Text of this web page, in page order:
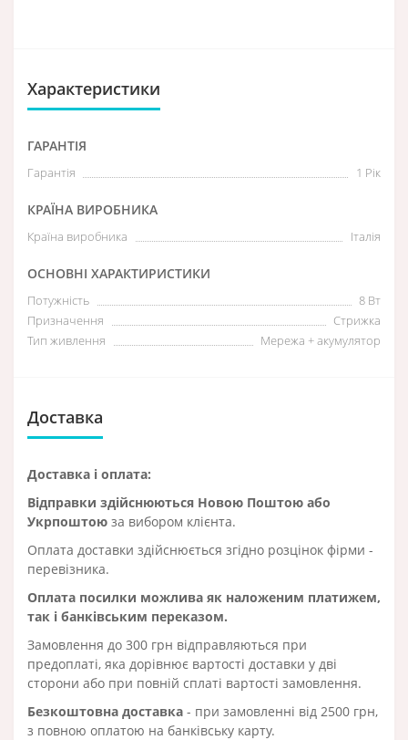
Характеристики
ГАРАНТІЯ
Гарантія 1 Рік
КРАЇНА ВИРОБНИКА
Країна виробника Італія
ОСНОВНІ ХАРАКТИРИСТИКИ
Потужність
8 Вт
Призначення
Стрижка
Тип живлення
Мережа + акумулятор
Доставка
Доставка і оплата:
Відправки здійснюються Новою Поштою або
Укрпоштою за вибором клієнта.
Оплата доставки здійснюється згідно розцінок фірми -
перевізника.
Оплата посилки можлива як наложеним платижем,
так і банківським переказом.
Замовлення до 300 грн відправляються при
предоплаті, яка дорівнює вартості доставки у дві
сторони або при повній сплаті вартості замовлення.
Безкоштовна доставка - при замовленні від 2500 грн,
з повною оплатою на банківську карту.